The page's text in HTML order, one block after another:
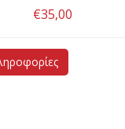
€35,00